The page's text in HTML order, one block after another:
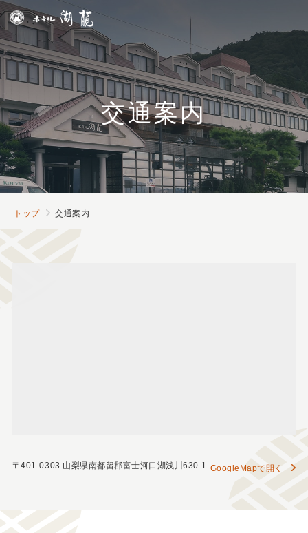
交通案内
トップ 交通案内
〒401-0303 山梨県南都留郡富士河口湖浅川630-1 GoogleMapで開く